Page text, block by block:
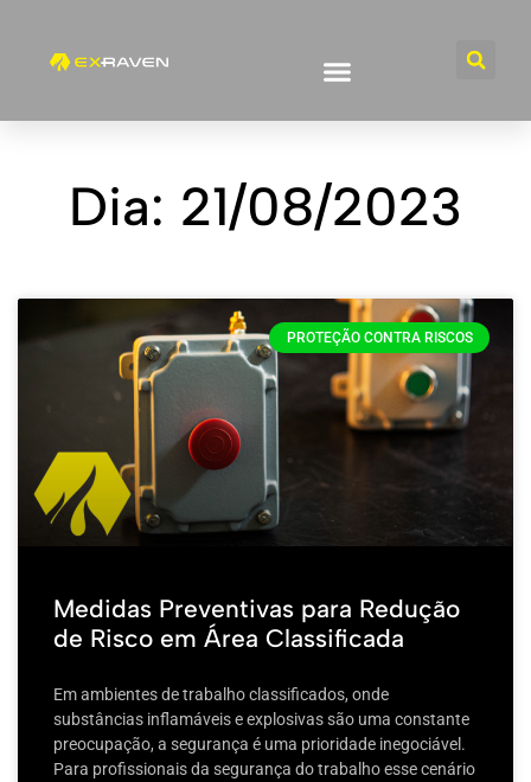
Dia: 21/08/2023
PROTEÇÃO CONTRA RISCOS
Medidas Preventivas para Redução
de Risco em Área Classificada
Em ambientes de trabalho classificados, onde
substâncias inflamáveis e explosivas são uma constante
preocupação, a segurança é uma prioridade inegociável.
Para profissionais da segurança do trabalho esse cenário